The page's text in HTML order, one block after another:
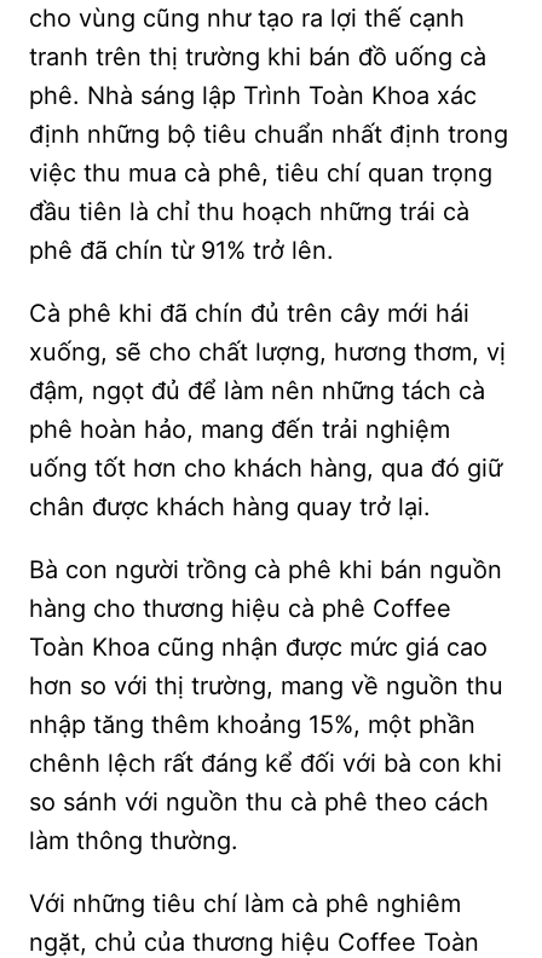
cho vùng cũng như tạo ra lợi thế cạnh
tranh trên thị trường khi bán đồ uống cà
phê. Nhà sáng lập Trình Toàn Khoa xác
định những bộ tiêu chuẩn nhất định trong
việc thu mua cà phê, tiêu chí quan trọng
đầu tiên là chỉ thu hoạch những trái cà
phê đã chín từ 91% trở lên.
Cà phê khi đã chín đủ trên cây mới hái
xuống, sẽ cho chất lượng, hương thơm, vị
đậm, ngọt đủ để làm nên những tách cà
phê hoàn hảo, mang đến trải nghiệm
uống tốt hơn cho khách hàng, qua đó giữ
chân được khách hàng quay trở lại.
Bà con người trồng cà phê khi bán nguồn
hàng cho thương hiệu cà phê Coffee
Toàn Khoa cũng nhận được mức giá cao
hơn so với thị trường, mang về nguồn thu
nhập tăng thêm khoảng 15%, một phần
chênh lệch rất đáng kể đối với bà con khi
so sánh với nguồn thu cà phê theo cách
làm thông thường.
Với những tiêu chí làm cà phê nghiêm
ngặt, chủ của thương hiệu Coffee Toàn